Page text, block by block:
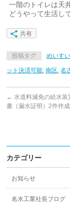
一階のトイレは天
どうやって生活し
共有
投稿タグ めいすい
ット決済可能,南区,名
← 水道料減免の給水装
書（漏水証明）2件作成
カテゴリー
お知らせ
名水工業社長ブログ